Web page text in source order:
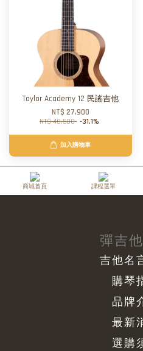
Taylor Academy 12 民謠吉他
NT$ 27,900
NT$ 40,500 -31.1%
加入購物車
商城首頁 課程選單
彈吉
吉他名
購琴
品牌
最新
選購